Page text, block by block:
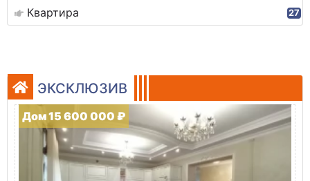
Квартира 27
ЭКСКЛЮЗИВ
Дом 15 600 000 ₽